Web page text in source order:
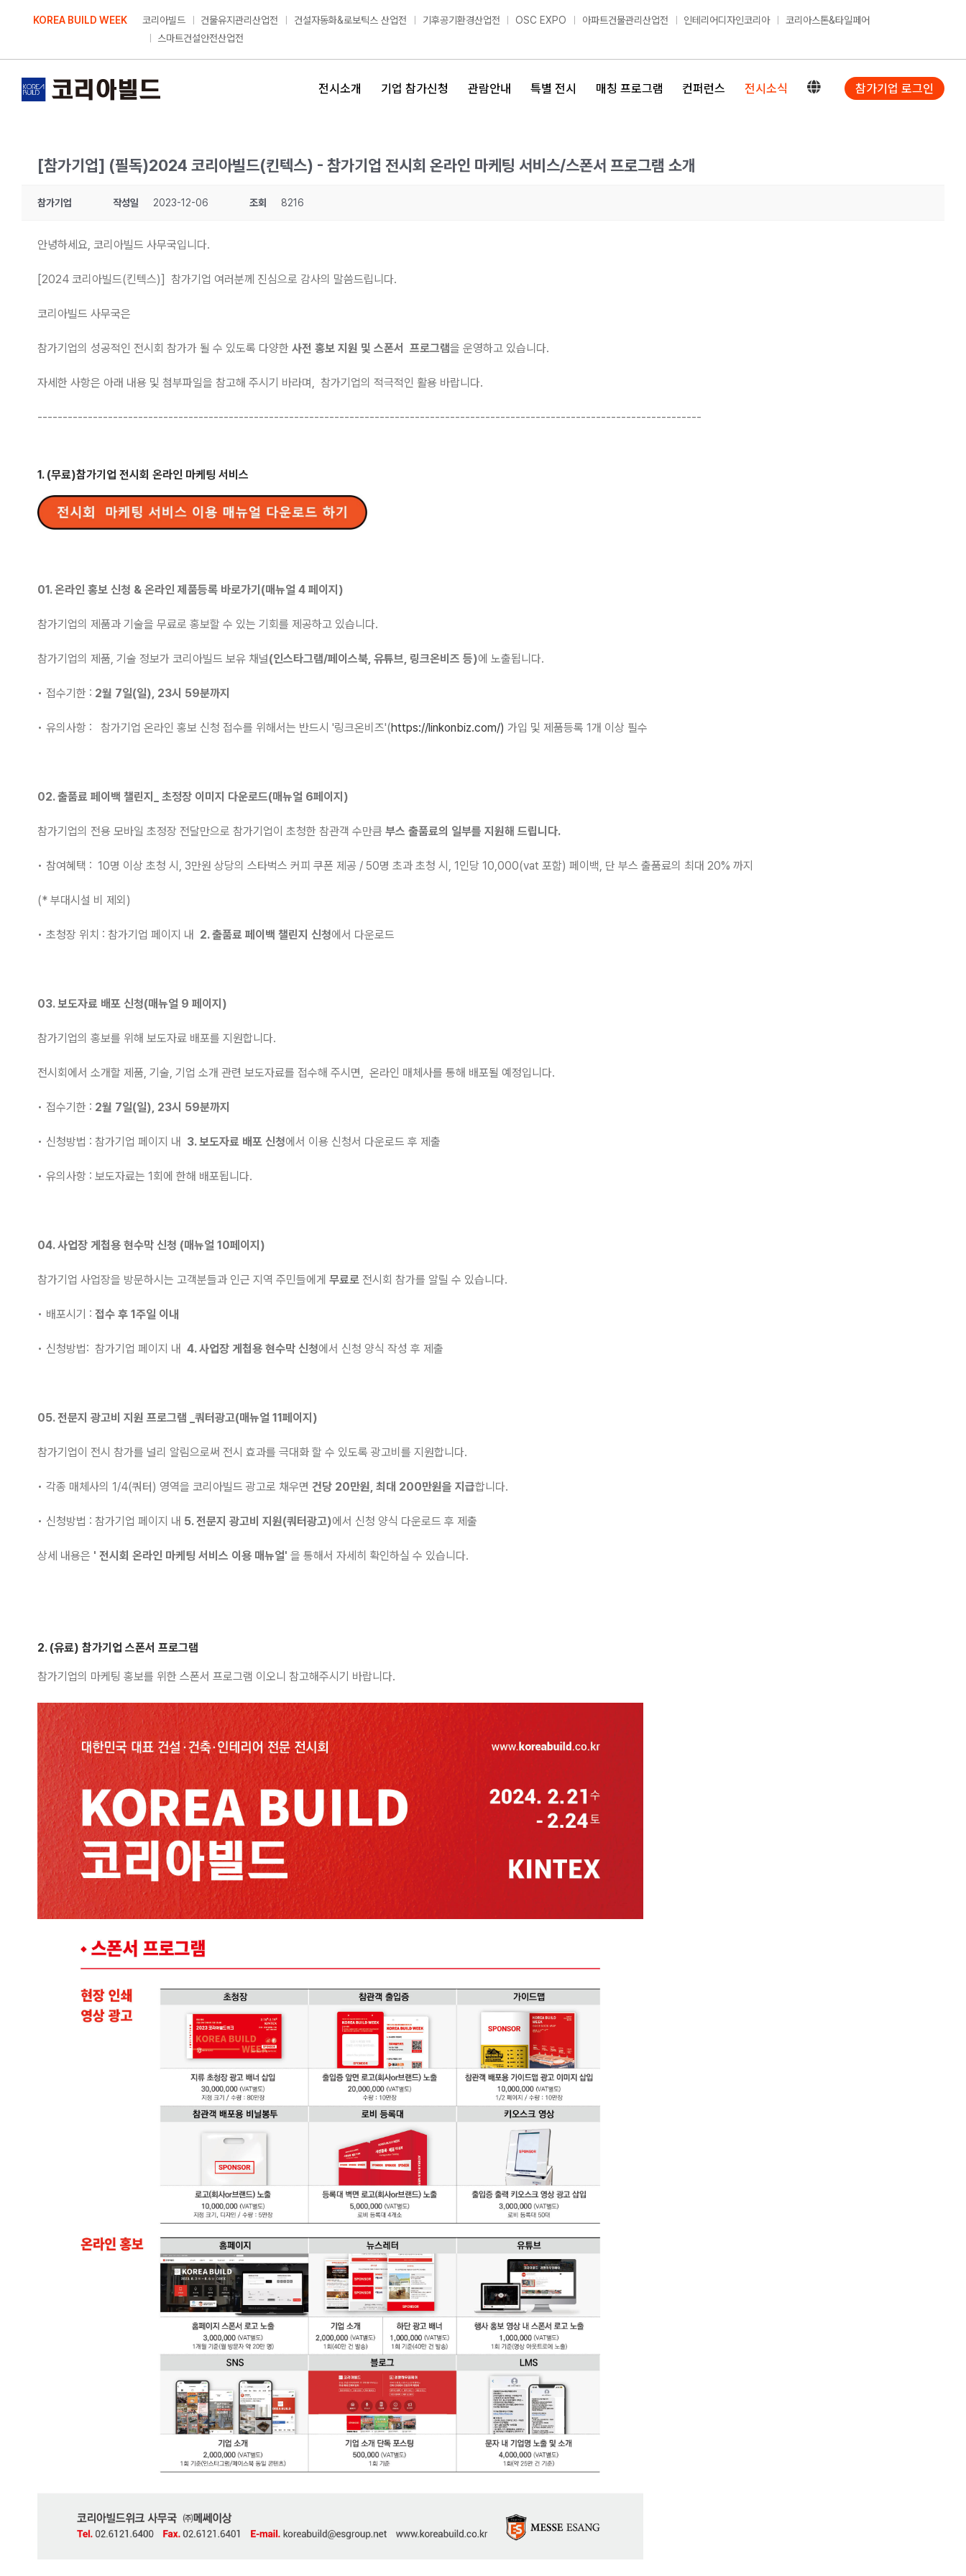
KOREA BUILD WEEK 코리아빌드 건물유지관리산업전 건설자동화&로보틱스 산업전 기후공기환경산업전 OSC EXPO 아파트건물관리산업전 인테리어디자인코리아
코리아스톤&타일페어
스마트건설안전산업전
전시소개 기업 참가신청 관람안내 특별 전시 매칭 프로그램 컨퍼런스 전시소식 참가기업 로그인
[참가기업] (필독)2024 코리아빌드(킨텍스) - 참가기업 전시회 온라인 마케팅 서비스/스폰서 프로그램 소개
참가기업 작성일 2023-12-06 조회 8216
안녕하세요, 코리아빌드 사무국입니다.
[2024 코리아빌드(킨텍스)] 참가기업 여러분께 진심으로 감사의 말씀드립니다.
코리아빌드 사무국은
참가기업의 성공적인 전시회 참가가 될 수 있도록 다양한 사전 홍보 지원 및 스폰서 프로그램을 운영하고 있습니다.
자세한 사항은 아래 내용 및 첨부파일을 참고해 주시기 바라며, 참가기업의 적극적인 활용 바랍니다.
------------------------------------------------------------------------------------------------------------------------------------
1. (무료)참가기업 전시회 온라인 마케팅 서비스
01. 온라인 홍보 신청 & 온라인 제품등록 바로가기(매뉴얼 4 페이지)
참가기업의 제품과 기술을 무료로 홍보할 수 있는 기회를 제공하고 있습니다.
참가기업의 제품, 기술 정보가 코리아빌드 보유 채널(인스타그램/페이스북, 유튜브, 링크온비즈 등)에 노출됩니다.
• 접수기한 : 2월 7일(일), 23시 59분까지
• 유의사항 : 참가기업 온라인 홍보 신청 접수를 위해서는 반드시 '링크온비즈'(https://linkonbiz.com/) 가입 및 제품등록 1개 이상 필수
02. 출품료 페이백 챌린지_ 초정장 이미지 다운로드(매뉴얼 6페이지)
참가기업의 전용 모바일 초정장 전달만으로 참가기업이 초청한 참관객 수만큼 부스 출품료의 일부를 지원해 드립니다.
• 참여혜택 : 10명 이상 초청 시, 3만원 상당의 스타벅스 커피 쿠폰 제공 / 50명 초과 초청 시, 1인당 10,000(vat 포함) 페이백, 단 부스 출품료의 최대 20% 까지
(* 부대시설 비 제외)
• 초청장 위치 : 참가기업 페이지 내 2. 출품료 페이백 챌린지 신청에서 다운로드
03. 보도자료 배포 신청(매뉴얼 9 페이지)
참가기업의 홍보를 위해 보도자료 배포를 지원합니다.
전시회에서 소개할 제품, 기술, 기업 소개 관련 보도자료를 접수해 주시면, 온라인 매체사를 통해 배포될 예정입니다.
• 접수기한 : 2월 7일(일), 23시 59분까지
• 신청방법 : 참가기업 페이지 내 3. 보도자료 배포 신청에서 이용 신청서 다운로드 후 제출
• 유의사항 : 보도자료는 1회에 한해 배포됩니다.
04. 사업장 게첩용 현수막 신청 (매뉴얼 10페이지)
참가기업 사업장을 방문하시는 고객분들과 인근 지역 주민들에게 무료로 전시회 참가를 알릴 수 있습니다.
• 배포시기 : 접수 후 1주일 이내
• 신청방법: 참가기업 페이지 내 4. 사업장 게첩용 현수막 신청에서 신청 양식 작성 후 제출
05. 전문지 광고비 지원 프로그램 쿼터광고(매뉴얼 11페이지)
참가기업이 전시 참가를 널리 알림으로써 전시 효과를 극대화 할 수 있도록 광고비를 지원합니다.
• 각종 매체사의 1/4(쿼터) 영역을 코리아빌드 광고로 채우면 건당 20만원, 최대 200만원을 지급합니다.
• 신청방법 : 참가기업 페이지 내 5. 전문지 광고비 지원(쿼터광고)에서 신청 양식 다운로드 후 제출
상세 내용은 ' 전시회 온라인 마케팅 서비스 이용 매뉴얼' 을 통해서 자세히 확인하실 수 있습니다.
2. (유료) 참가기업 스폰서 프로그램
참가기업의 마케팅 홍보를 위한 스폰서 프로그램 이오니 참고해주시기 바랍니다.